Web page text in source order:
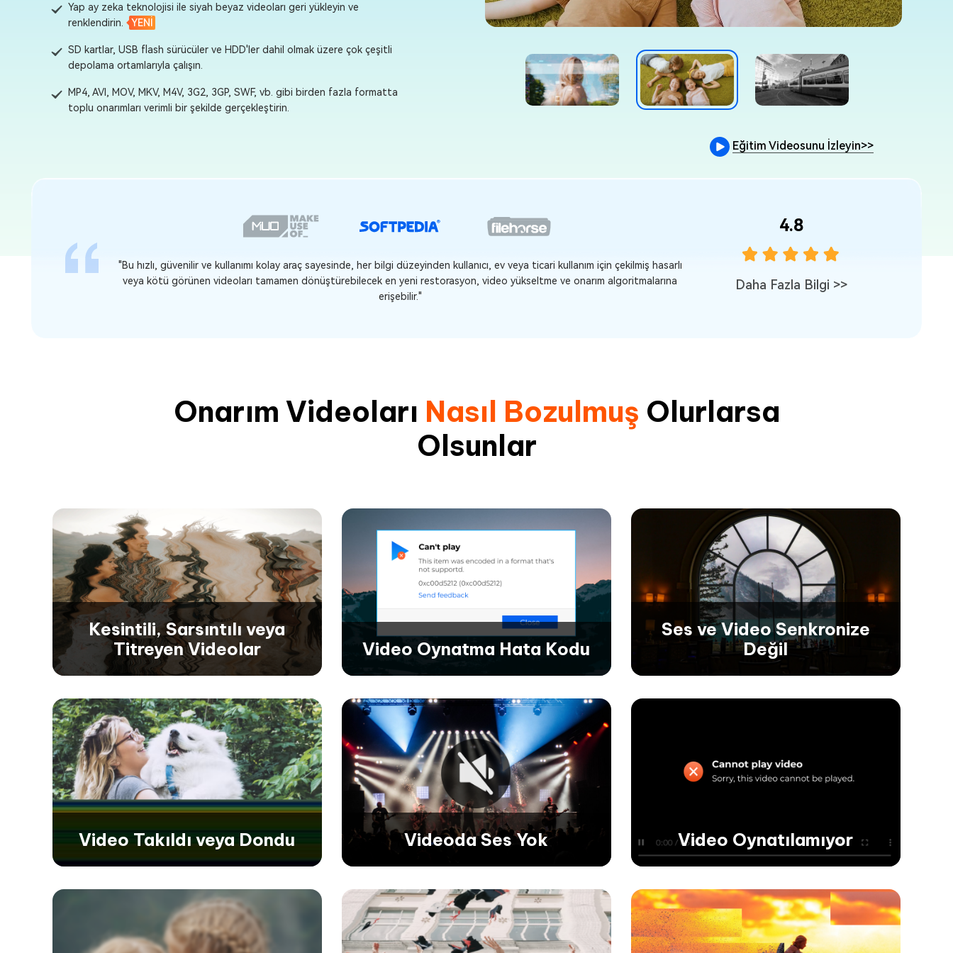
Yap ay zeka teknolojisi ile siyah beyaz videoları geri yükleyin ve
renklendirin.
YENİ
SD kartlar, USB flash sürücüler ve HDD'ler dahil olmak üzere çok çeşitli
depolama ortamlarıyla çalışın.
MP4, AVI, MOV, MKV, M4V, 3G2, 3GP, SWF, vb. gibi birden fazla formatta
toplu onarımları verimli bir şekilde gerçekleştirin.
Eğitim Videosunu İzleyin>>
"4DDiG File Repair, bozuk ve hasarlı videoları onarmanıza olanak tanıdığı için etrafta bulunması gereken şık bir araçtır ve
tutkulu bir videografın çalışmalarını geliştirmesine yardımcı olabilir."
"Tenorshare 4DDiG Video Repair mükemmel
4.8
Daha Fazla Bilgi >>
Onarım Videoları Nasıl Bozulmuş Olurlarsa
Olsunlar
Kesintili, Sarsıntılı veya
Titreyen Videolar
Kesintili, Sarsıntılı veya
Titreyen Videolar
Videolardaki dalgalı, sarsıntılı veya titreyen
hareketleri yumuşatın ve ortadan kaldırın,
kesintisiz ve görsel olarak hoş bir oynatma
Video Oynatma Hata Kodu
Video Oynatma Hata Kodu
0xc00d36c4, 224003, 232011 ve Daha Fazlası
gibi çeşitli video oynatma hata kodlarını
zahmetsizce düzelterek hatasız video izleme
deneyimi sağlar.
Ses ve Video Senkronize
Değil
Ses-video senkronizasyon sorunlarını
gidererek, ses ve görseller arasında mükemmel
Video Takıldı veya Dondu
Video Takıldı veya Dondu
Videoda Ses Yok
Videoda Ses Yok
Video Oynatılamıyor
Video Oynatılamıyor